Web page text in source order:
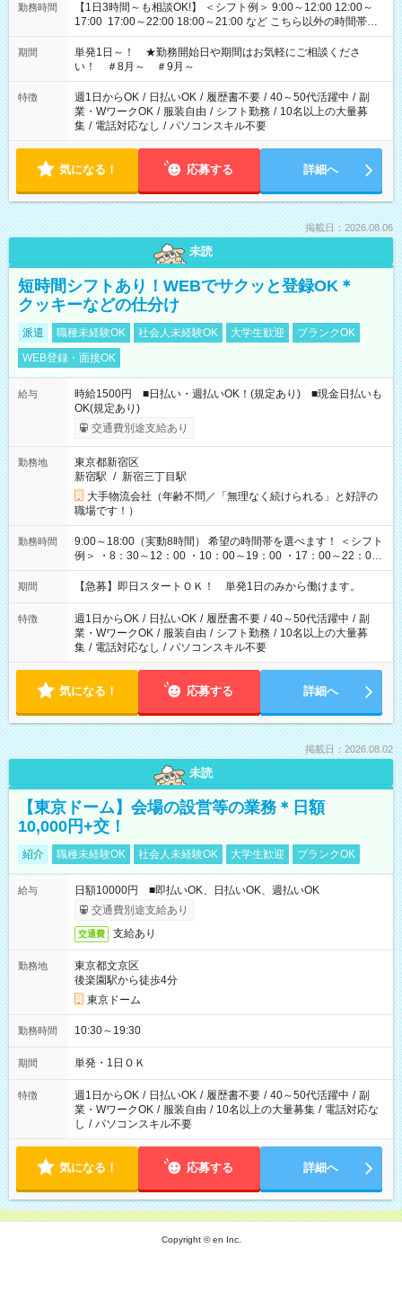
勤務時間
【1日3時間～も相談OK!】 ＜シフト例＞ 9:00～12:00 12:00～
17:00 17:00～22:00 18:00～21:00 など こちら以外の時間帯も
お気軽にご相談ください！
期間
単発1日～！ ★勤務開始日や期間はお気軽にご相談くださ
い！ ＃8月～ ＃9月～
特徴 週1日からOK / 日払いOK / 履歴書不要 / 40～50代活躍中 / 副
業・WワークOK / 服装自由 / シフト勤務 / 10名以上の大量募
集 / 電話対応なし / パソコンスキル不要
気になる！ 応募する 詳細へ
掲載日：2026.08.06
未読
短時間シフトあり！WEBでサクッと登録OK＊
クッキーなどの仕分け
派遣 職種未経験OK 社会人未経験OK 大学生歓迎
ブランクOK
WEB登録・面接OK
給与
時給1500円 ■日払い・週払いOK！(規定あり) ■現金日払いも
OK(規定あり)
交通費別途支給あり
勤務地
東京都新宿区
新宿駅 / 新宿三丁目駅
大手物流会社（年齢不問／「無理なく続けられる」と好評の
職場です！）
勤務時間
9:00～18:00（実動8時間） 希望の時間帯を選べます！ ＜シフト
例＞ ・8：30～12：00 ・10：00～19：00 ・17：00～22：00
・13：00～22：00 ・22：00～翌6：00 など
期間 【急募】即日スタートＯＫ！ 単発1日のみから働けます。
特徴 週1日からOK / 日払いOK / 履歴書不要 / 40～50代活躍中 / 副
業・WワークOK / 服装自由 / シフト勤務 / 10名以上の大量募
集 / 電話対応なし / パソコンスキル不要
気になる！ 応募する 詳細へ
掲載日：2026.08.02
未読
【東京ドーム】会場の設営等の業務＊日額
10,000円+交！
紹介 職種未経験OK 社会人未経験OK 大学生歓迎 ブランクOK
給与
日額10000円 ■即払いOK、日払いOK、週払いOK
交通費別途支給あり
交通費 支給あり
勤務地
東京都文京区
後楽園駅から徒歩4分
東京ドーム
勤務時間 10:30～19:30
期間 単発・1日ＯＫ
特徴 週1日からOK / 日払いOK / 履歴書不要 / 40～50代活躍中 / 副
業・WワークOK / 服装自由 / 10名以上の大量募集 / 電話対応な
し / パソコンスキル不要
気になる！ 応募する 詳細へ
Copyright © en Inc.